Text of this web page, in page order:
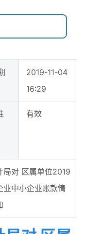
2019-11-04
16:29
有效
局对 区属单位2019
业中小企业账款情